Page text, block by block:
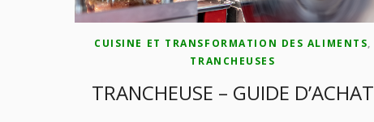
CUISINE ET TRANSFORMATION DES ALIMENTS,
TRANCHEUSES
TRANCHEUSE – GUIDE D’ACHAT